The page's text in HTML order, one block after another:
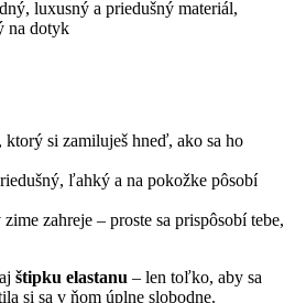
luxusný a priedušný materiál,
na dotyk
ktorý si zamiluješ hneď, ako sa ho
ľahký a na pokožke pôsobí
zahreje – proste sa prispôsobí tebe,
štipku elastanu – len toľko, aby sa
si sa v ňom úplne slobodne.